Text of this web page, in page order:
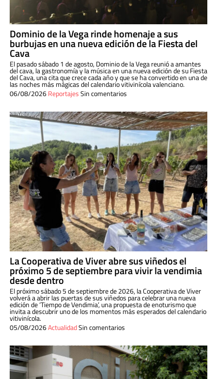
Dominio de la Vega rinde homenaje a sus
burbujas en una nueva edición de la Fiesta del
Cava
El pasado sábado 1 de agosto, Dominio de la Vega reunió a amantes
del cava, la gastronomía y la música en una nueva edición de su Fiesta
del Cava, una cita que crece cada año y que se ha convertido en una de
las noches más mágicas del calendario vitivinícola valenciano.
06/08/2026ReportajesSin comentarios
La Cooperativa de Viver abre sus viñedos el
próximo 5 de septiembre para vivir la vendimia
desde dentro
El próximo sábado 5 de septiembre de 2026, la Cooperativa de Viver
volverá a abrir las puertas de sus viñedos para celebrar una nueva
edición de ‘Tiempo de Vendimia’, una propuesta de enoturismo que
invita a descubrir uno de los momentos más esperados del calendario
vitivinícola.
05/08/2026ActualidadSin comentarios